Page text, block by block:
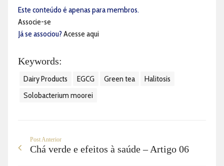
Este conteúdo é apenas para membros.
Associe-se
Já se associou? Acesse aqui
Keywords:
Dairy Products EGCG Green tea
Halitosis
Solobacterium moorei
Post Anterior
Chá verde e efeitos à saúde – Artigo 06